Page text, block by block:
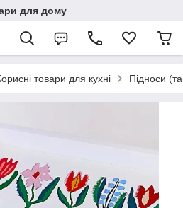
для дому
товари для кухні Підноси